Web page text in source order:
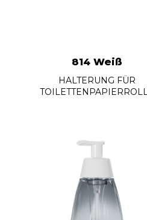
814 Weiß
HALTERUNG FÜR